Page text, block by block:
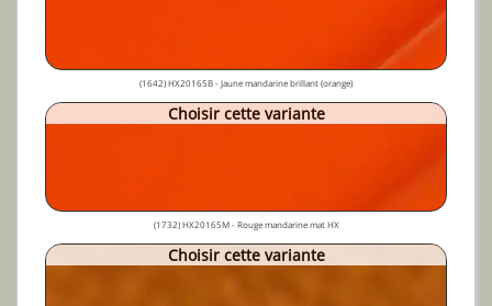
(1642) HX20165B - Jaune mandarine brillant (orange)
Choisir cette variante
(1732) HX20165M - Rouge mandarine mat HX
Choisir cette variante